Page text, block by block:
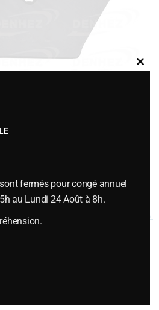
GAUCHE
type BONNELlejanvier 6, 2015
SOC RASETTE NORMAL DROIT →
fermés pour congé annuel
au Lundi 24 Août à 8h.